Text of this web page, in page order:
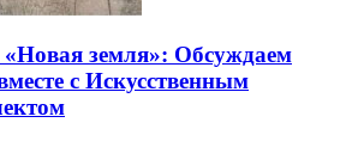
земля»: Обсуждаем
с Искусственным